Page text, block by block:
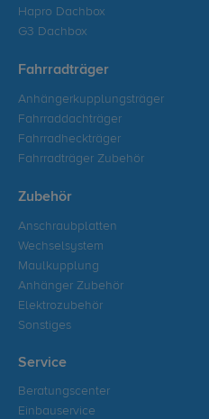
Hapro Dachbox
G3 Dachbox
Fahrradträger
Anhängerkupplungsträger
Fahrraddachträger
Fahrradheckträger
Fahrradträger Zubehör
Zubehör
Anschraubplatten
Wechselsystem
Maulkupplung
Anhänger Zubehör
Elektrozubehör
Sonstiges
Service
Beratungscenter
Einbauservice